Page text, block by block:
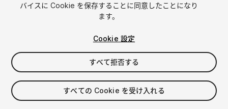
FREE
in the past week
バイスに Cookie を保存することに同意したことになり
ます。
Cookie 設定
すべて拒否する
すべての Cookie を受け入れる